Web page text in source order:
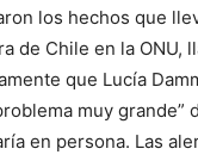
los hechos que
de Chile en la
que Lucía
muy
en persona. Las